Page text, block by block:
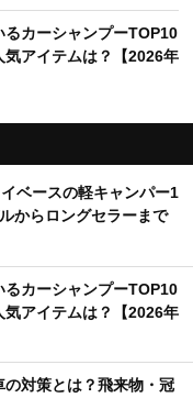
るカーシャンプーTOP10
気アイテムは？【2026年
ベースの軽キャンパー1
からロングセラーまで
るカーシャンプーTOP10
気アイテムは？【2026年
対策とは？飛来物・冠